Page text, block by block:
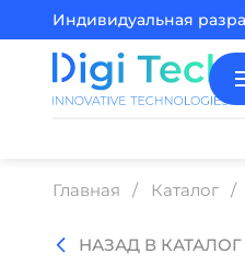
Индивидуальная
Главная Каталог
НАЗАД В КАТАЛОГ